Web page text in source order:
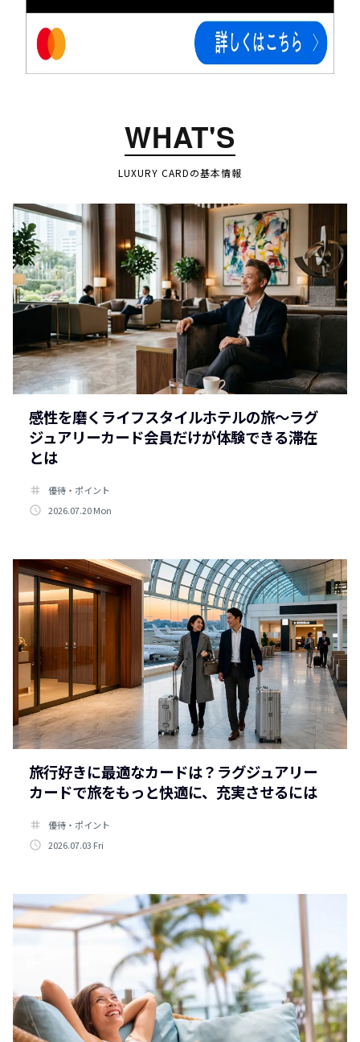
WHAT'S
LUXURY CARDの基本情報
感性を磨くライフスタイルホテルの旅～ラグ
ジュアリーカード会員だけが体験できる滞在
とは
tag
優待・ポイント
access_time 2026.07.20 Mon
旅行好きに最適なカードは？ラグジュアリー
カードで旅をもっと快適に、充実させるには
tag
優待・ポイント
access_time 2026.07.03 Fri